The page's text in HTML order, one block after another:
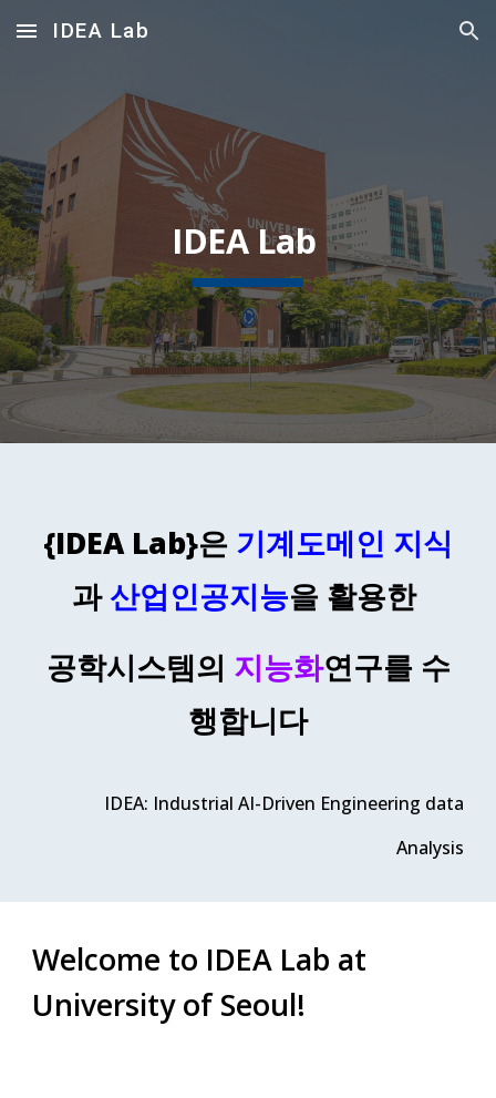
Skip to main content Skip to navigation
IDEA Lab
IDEA Lab
{IDEA Lab}은 기계도메인 지식
과산업인공지능을 활용한
공학시스템의 지능화연구를 수
행합니다
IDEA: Industrial AI-Driven Engineering data
Analysis
Welcome to IDEA Lab at
University of Seoul!